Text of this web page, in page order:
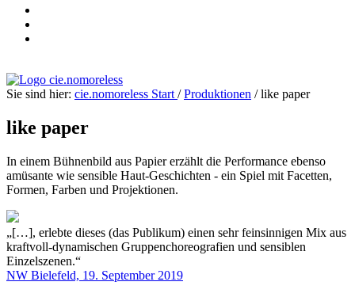
Sie sind hier: cie.nomoreless Start /Produktionen /like paper
like paper
In einem Bühnenbild aus Papier erzählt die Performance ebenso
amüsante wie sensible Haut-Geschichten - ein Spiel mit Facetten,
Formen, Farben und Projektionen.
„[…], erlebte dieses (das Publikum) einen sehr feinsinnigen Mix aus
kraftvoll-dynamischen Gruppenchoreografien und sensiblen
Einzelszenen.“
NW Bielefeld, 19. September 2019